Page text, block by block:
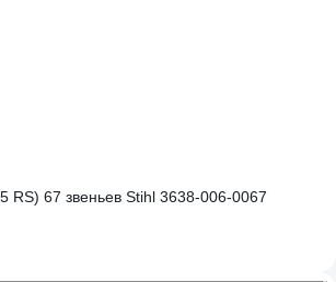
RS) 67 звеньев Stihl 3638-006-0067